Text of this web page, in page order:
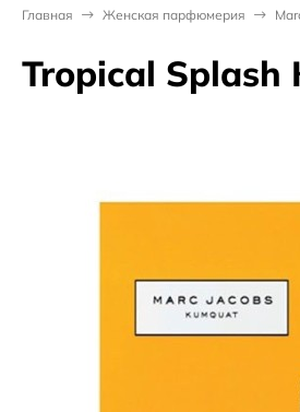
Главная Женская парфюмерия
Tropical Splash